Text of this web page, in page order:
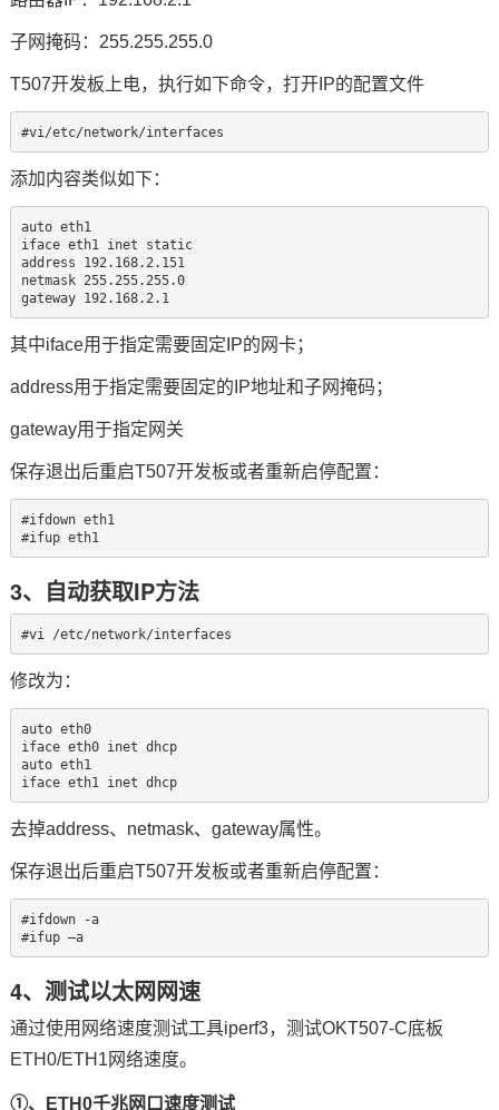
子网掩码：255.255.255.0
T507开发板上电，执行如下命令，打开IP的配置文件
#vi/etc/network/interfaces
添加内容类似如下：
auto eth1
iface eth1 inet static
address 192.168.2.151
netmask 255.255.255.0
gateway 192.168.2.1
其中iface用于指定需要固定IP的网卡；
address用于指定需要固定的IP地址和子网掩码；
gateway用于指定网关
保存退出后重启T507开发板或者重新启停配置：
#ifdown eth1
#ifup eth1
3、自动获取IP方法
#vi /etc/network/interfaces
修改为：
auto eth0
iface eth0 inet dhcp
auto eth1
iface eth1 inet dhcp
去掉address、netmask、gateway属性。
保存退出后重启T507开发板或者重新启停配置：
#ifdown -a
#ifup –a
4、测试以太网网速
通过使用网络速度测试工具iperf3，测试OKT507-C底板
ETH0/ETH1网络速度。
①、ETH0千兆网口速度测试